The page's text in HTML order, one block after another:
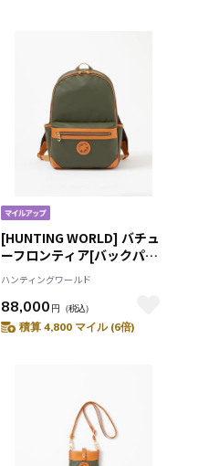
[HUNTING WORLD] バチュ
ーフロンティア[バックパッ
ク2350BFR]グリーン
6109092855
ハンティングワールド
88,000 円 （税込）
積算 4,800 マイル (6倍)